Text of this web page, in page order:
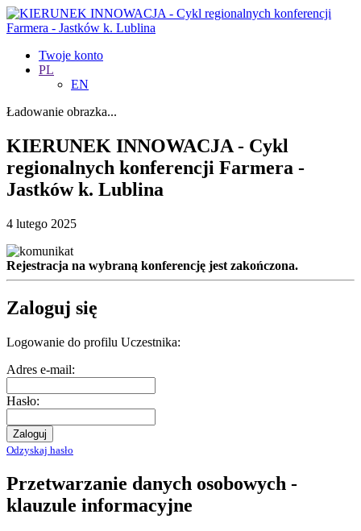
Twoje konto
PL
EN
Ładowanie obrazka...
KIERUNEK INNOWACJA - Cykl
regionalnych konferencji Farmera -
Jastków k. Lublina
4 lutego 2025
Rejestracja na wybraną konferencję jest zakończona.
Zaloguj się
Logowanie do profilu Uczestnika:
Adres e-mail:
Hasło:
Zaloguj
Odzyskaj hasło
Przetwarzanie danych osobowych -
klauzule informacyjne